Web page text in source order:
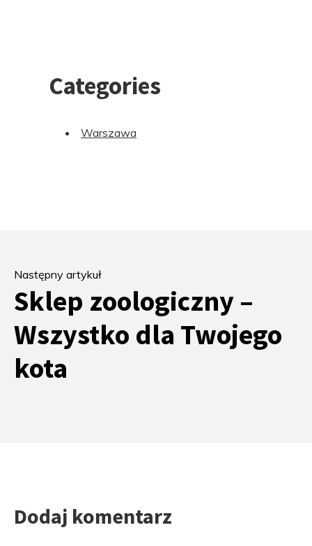
Categories
Warszawa
Następny artykuł
Sklep zoologiczny –
Wszystko dla Twojego
kota
Dodaj komentarz